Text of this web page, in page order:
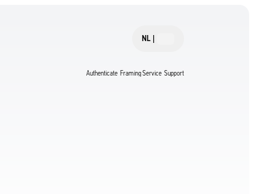
NL |
Authenticate Framing Service Support